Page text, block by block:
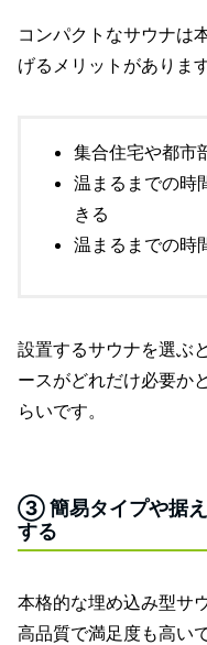
コンパクトなサウナは
げるメリットがあります
集合住宅や都市
温まるまでの時
きる
温まるまでの時
設置するサウナを選ぶ
ースがどれだけ必要か
らいです。
③ 簡易タイプや据え
する
本格的な埋め込み型サ
高品質で満足度も高い